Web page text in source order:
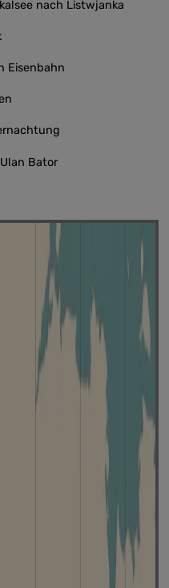
nach Listwjanka
Eisenbahn
Bator